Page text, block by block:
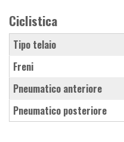
Ciclistica
Tipo telaio
Freni
Pneumatico anteriore
Pneumatico posteriore